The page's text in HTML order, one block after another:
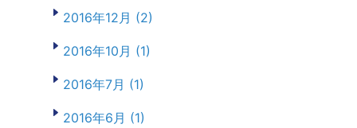
2016年12月 (2)
2016年10月 (1)
2016年7月 (1)
2016年6月 (1)